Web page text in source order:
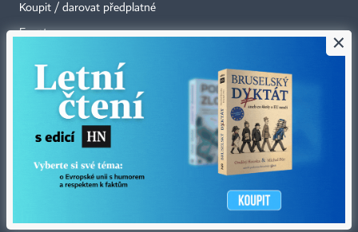
Koupit / darovat předplatné
Eventy
RSS kanály
Autorská práva vykonává vydavatel. Bez písemného svolení vydavatele je
zakázáno jakékoli užití částí nebo celku díla, zejména rozmnožování a šíření
jakýmkoli způsobem, mechanickým nebo elektronickým, v českém nebo
jiném jazyce. Bez souhlasu vydavatele je zakázáno též rozmnožování
obsahu pro účely automatizované analýzy textů nebo dat
×